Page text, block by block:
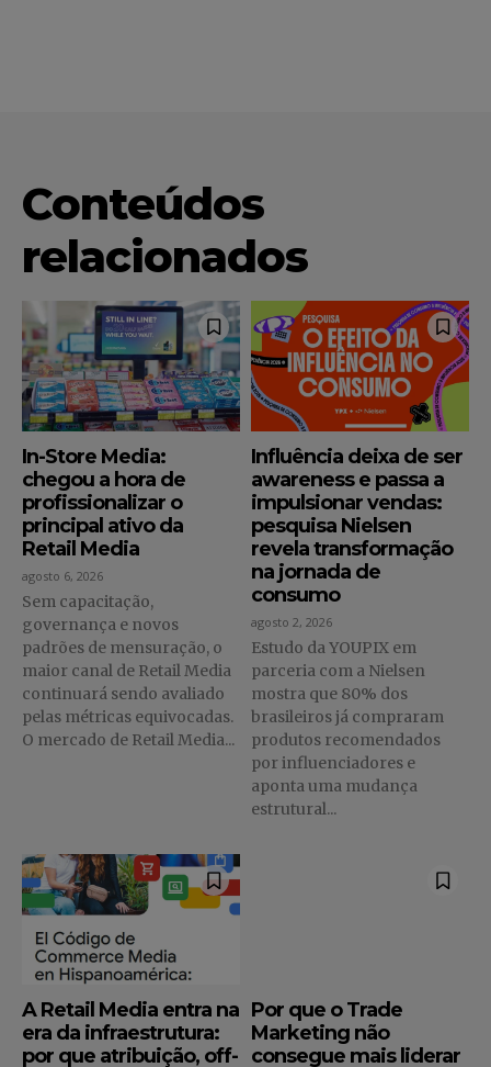
Conteúdos
relacionados
In-Store Media:
chegou a hora de
profissionalizar o
principal ativo da
Retail Media
agosto 6, 2026
Sem capacitação,
governança e novos
padrões de mensuração, o
maior canal de Retail Media
continuará sendo avaliado
pelas métricas equivocadas.
O mercado de Retail Media...
Influência deixa de ser
awareness e passa a
impulsionar vendas:
pesquisa Nielsen
revela transformação
na jornada de
consumo
agosto 2, 2026
Estudo da YOUPIX em
parceria com a Nielsen
mostra que 80% dos
brasileiros já compraram
produtos recomendados
por influenciadores e
aponta uma mudança
estrutural...
A Retail Media entra na
era da infraestrutura:
por que atribuição, off-
Por que o Trade
Marketing não
consegue mais liderar